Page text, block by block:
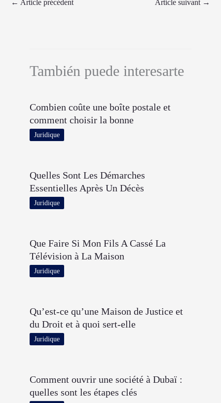
← Article précédent Article suivant →
También puede interesarte
Combien coûte une boîte postale et
comment choisir la bonne
Juridique
Quelles Sont Les Démarches
Essentielles Après Un Décès
Juridique
Que Faire Si Mon Fils A Cassé La
Télévision à La Maison
Juridique
Qu’est-ce qu’une Maison de Justice et
du Droit et à quoi sert-elle
Juridique
Comment ouvrir une société à Dubaï :
quelles sont les étapes clés